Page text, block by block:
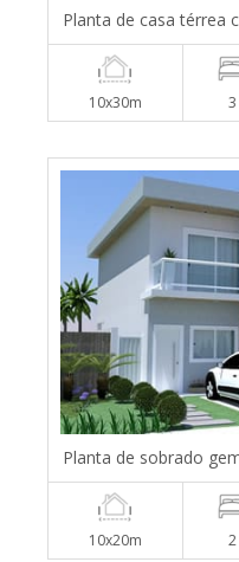
Planta de casa térrea
10x30m 3
Planta de sobrado
10x20m 2